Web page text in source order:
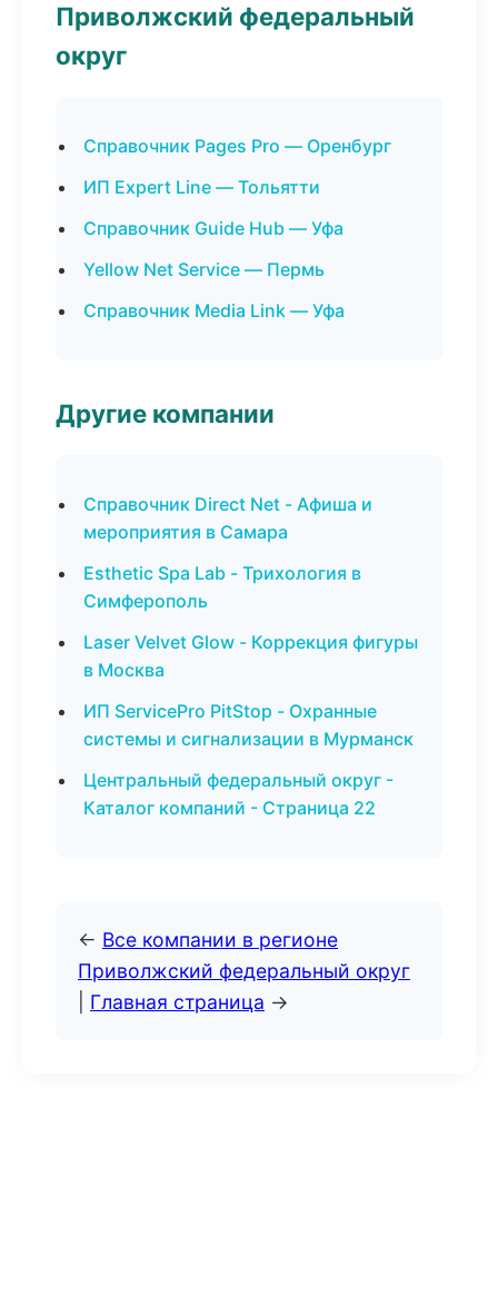
Приволжский федеральный
округ
Справочник Pages Pro — Оренбург
ИП Expert Line — Тольятти
Справочник Guide Hub — Уфа
Yellow Net Service — Пермь
Справочник Media Link — Уфа
Другие компании
Справочник Direct Net - Афиша и
мероприятия в Самара
Esthetic Spa Lab - Трихология в
Симферополь
Laser Velvet Glow - Коррекция фигуры
в Москва
ИП ServicePro PitStop - Охранные
системы и сигнализации в Мурманск
Центральный федеральный округ -
Каталог компаний - Страница 22
← Все компании в регионе
Приволжский федеральный округ
Главная страница →